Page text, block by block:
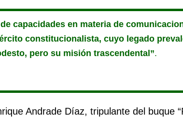
capacidades en materia de
constitucionalista, cuyo legado
pero su misión trascendental”.
Andrade Díaz, tripulante del buque